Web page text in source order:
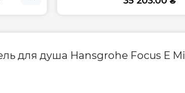
для душа Hansgrohe Focus E